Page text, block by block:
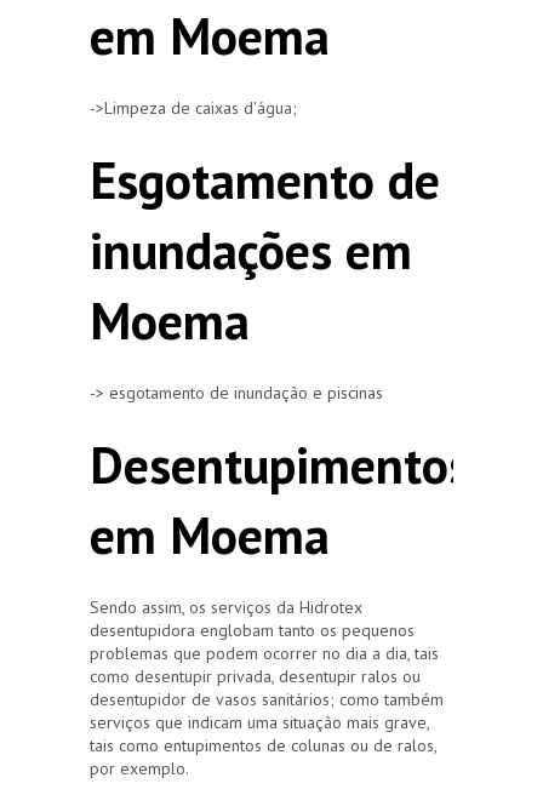
em Moema
->Limpeza de caixas d’água;
Esgotamento de
inundações em
Moema
-> esgotamento de inundação e piscinas
Desentupimentos
em Moema
Sendo assim, os serviços da Hidrotex
desentupidora englobam tanto os pequenos
problemas que podem ocorrer no dia a dia, tais
como desentupir privada, desentupir ralos ou
desentupidor de vasos sanitários; como também
serviços que indicam uma situação mais grave,
tais como entupimentos de colunas ou de ralos,
por exemplo.